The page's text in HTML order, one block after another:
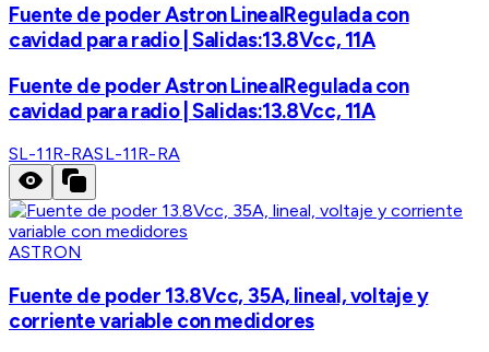
Fuente de poder Astron LinealRegulada con
cavidad para radio | Salidas:13.8Vcc, 11A
Fuente de poder Astron LinealRegulada con
cavidad para radio | Salidas:13.8Vcc, 11A
SL-11R-RASL-11R-RA
ASTRON
Fuente de poder 13.8Vcc, 35A, lineal, voltaje y
corriente variable con medidores